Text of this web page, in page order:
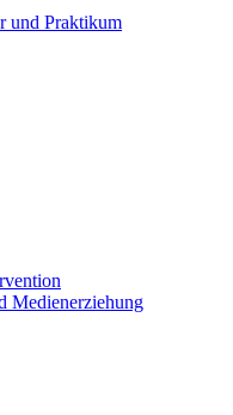
und Praktikum
Medienerziehung